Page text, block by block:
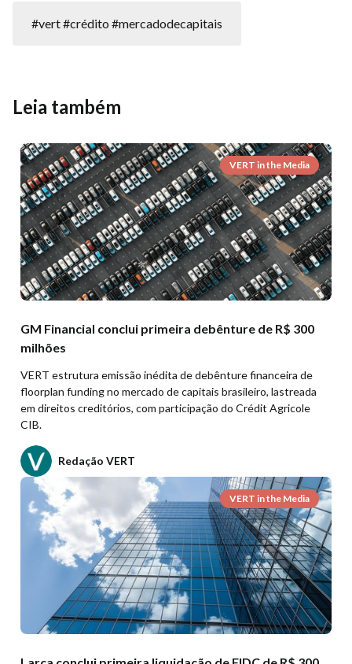
#vert #crédito #mercadodecapitais
Leia também
VERT in the Media
GM Financial conclui primeira debênture de R$ 300
milhões
VERT estrutura emissão inédita de debênture financeira de
floorplan funding no mercado de capitais brasileiro, lastreada
em direitos creditórios, com participação do Crédit Agricole
CIB.
Redação VERT
VERT in the Media